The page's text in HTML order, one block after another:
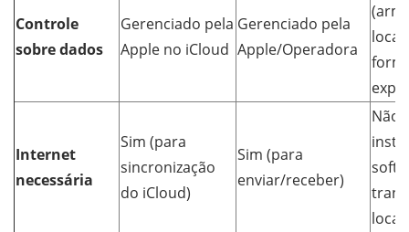
Controle
sobre dados
Gerenciado pela
Apple no iCloud
Gerenciado pela
Apple/Operadora
Internet
necessária
Sim (para
sincronização
do iCloud)
Sim (para
enviar/receber)
Não
local)